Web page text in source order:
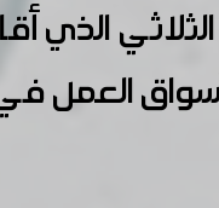
الذي
العمل